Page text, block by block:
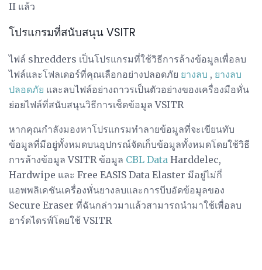
II แล้ว
โปรแกรมที่สนับสนุน VSITR
ไฟล์ shredders เป็นโปรแกรมที่ใช้วิธีการล้างข้อมูลเพื่อลบ
ไฟล์และโฟลเดอร์ที่คุณเลือกอย่างปลอดภัย ยางลบ , ยางลบ
ปลอดภัย และลบไฟล์อย่างถาวรเป็นตัวอย่างของเครื่องมือหั่น
ย่อยไฟล์ที่สนับสนุนวิธีการเช็ดข้อมูล VSITR
หากคุณกำลังมองหาโปรแกรมทำลายข้อมูลที่จะเขียนทับ
ข้อมูลที่มีอยู่ทั้งหมดบนอุปกรณ์จัดเก็บข้อมูลทั้งหมดโดยใช้วิธี
การล้างข้อมูล VSITR ข้อมูล CBL Data Harddelec,
Hardwipe และ Free EASIS Data Elaster มีอยู่ไม่กี่
แอพพลิเคชันเครื่องหั่นยางลบและการบีบอัดข้อมูลของ
Secure Eraser ที่ฉันกล่าวมาแล้วสามารถนำมาใช้เพื่อลบ
ฮาร์ดไดรฟ์โดยใช้ VSITR